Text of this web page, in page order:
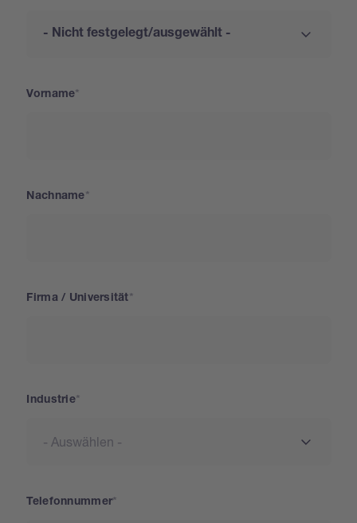
Vorname
Nachname
Firma / Universität
Industrie
Telefonnummer